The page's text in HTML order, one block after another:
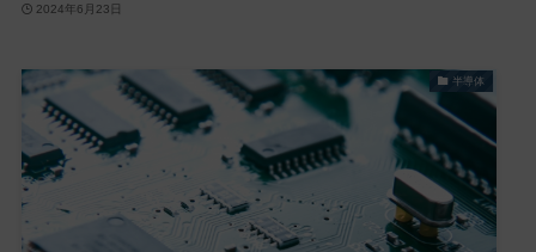
2024年6月23日
半導体